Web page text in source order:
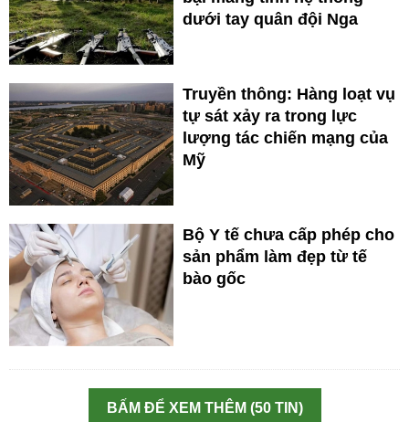
dưới tay quân đội Nga
Truyền thông: Hàng loạt vụ
tự sát xảy ra trong lực
lượng tác chiến mạng của
Mỹ
Bộ Y tế chưa cấp phép cho
sản phẩm làm đẹp từ tế
bào gốc
BẤM ĐỂ XEM THÊM (50 TIN)